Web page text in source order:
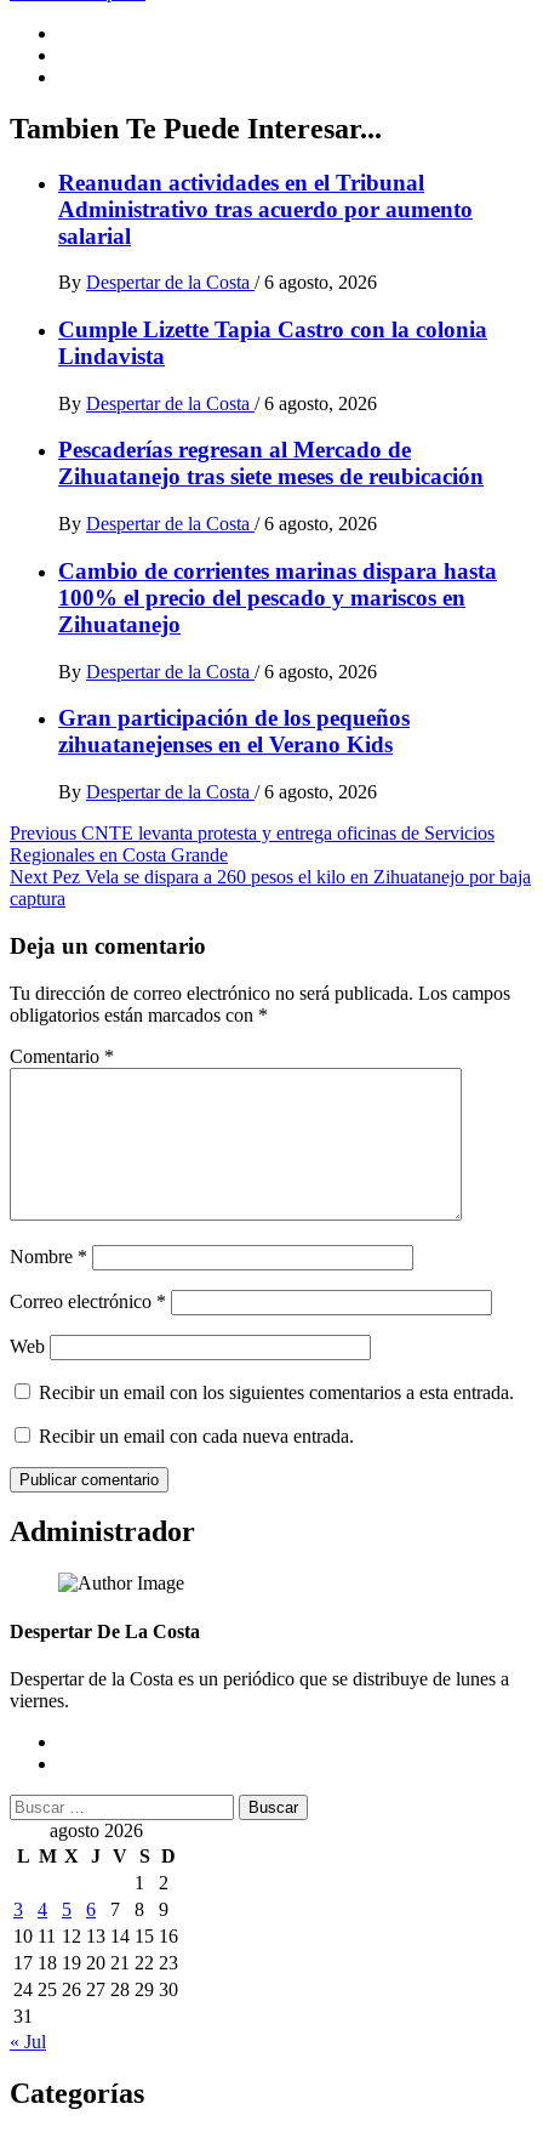
Tambien Te Puede Interesar...
Reanudan actividades en el Tribunal
Administrativo tras acuerdo por aumento
salarial
By Despertar de la Costa / 6 agosto, 2026
Cumple Lizette Tapia Castro con la colonia
Lindavista
By Despertar de la Costa / 6 agosto, 2026
Pescaderías regresan al Mercado de
Zihuatanejo tras siete meses de reubicación
By Despertar de la Costa / 6 agosto, 2026
Cambio de corrientes marinas dispara hasta
100% el precio del pescado y mariscos en
Zihuatanejo
By Despertar de la Costa / 6 agosto, 2026
Gran participación de los pequeños
zihuatanejenses en el Verano Kids
By Despertar de la Costa / 6 agosto, 2026
Post
navigation
Previous CNTE levanta protesta y entrega oficinas de Servicios
Regionales en Costa Grande
Next Pez Vela se dispara a 260 pesos el kilo en Zihuatanejo por baja
captura
Deja un comentario
Tu dirección de correo electrónico no será publicada. Los campos
obligatorios están marcados con *
Comentario *
Nombre *
Correo electrónico *
Web
Recibir un email con los siguientes comentarios a esta entrada.
Recibir un email con cada nueva entrada.
Administrador
Despertar De La Costa
Despertar de la Costa es un periódico que se distribuye de lunes a
viernes.
Buscar:
agosto 2026
L M X J V S D
1
2
3
4 5 6 7 8
9
10 11 12 13 14 15 16
17 18 19 20 21 22 23
24 25 26 27 28 29 30
31
« Jul
Categorías